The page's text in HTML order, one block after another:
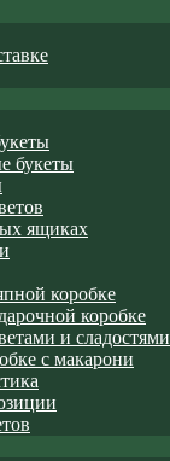
букеты
ящиках
коробке
коробке
и сладостями
с макарони